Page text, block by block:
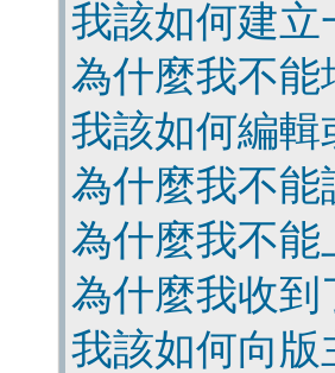
我該如何建立
為什麼我不能
我該如何編輯
為什麼我不能
為什麼我不能
為什麼我收到
我該如何向版